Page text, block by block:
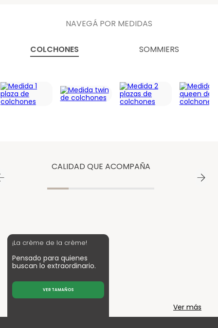
NAVEGÁ POR MEDIDAS
COLCHONES SOMMIERS
CALIDAD QUE ACOMPAÑA
Ver más
¡La crème de la crème!
Pensado para quienes
buscan lo extraordinario.
VER TAMAÑOS